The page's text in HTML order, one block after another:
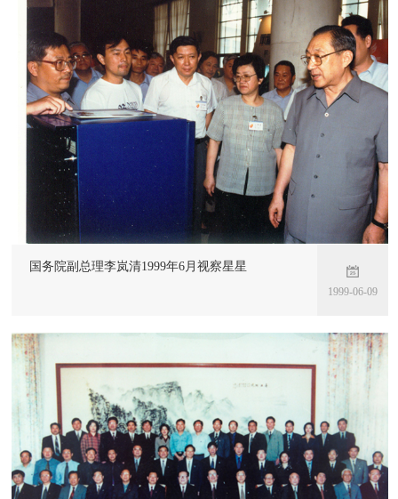
国务院副总理李岚清1999年6月视察星星
1999-06-09